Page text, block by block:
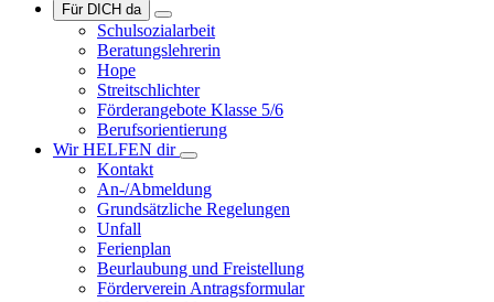
Für DICH da
Schulsozialarbeit
Beratungslehrerin
Hope
Streitschlichter
Förderangebote Klasse 5/6
Berufsorientierung
Wir HELFEN dir
Kontakt
An-/Abmeldung
Grundsätzliche Regelungen
Unfall
Ferienplan
Beurlaubung und Freistellung
Förderverein Antragsformular